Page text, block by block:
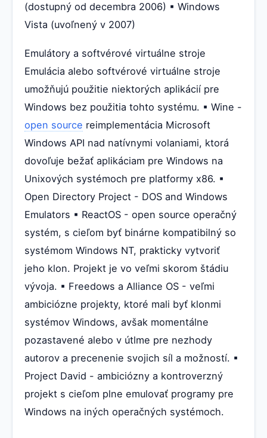
(dostupný od decembra 2006) ▪ Windows
Vista (uvoľnený v 2007)
Emulátory a softvérové virtuálne stroje
Emulácia alebo softvérové virtuálne stroje
umožňujú použitie niektorých aplikácií pre
Windows bez použitia tohto systému. ▪ Wine -
open source reimplementácia Microsoft
Windows API nad natívnymi volaniami, ktorá
dovoľuje bežať aplikáciam pre Windows na
Unixových systémoch pre platformy x86. ▪
Open Directory Project - DOS and Windows
Emulators ▪ ReactOS - open source operačný
systém, s cieľom byť binárne kompatibilný so
systémom Windows NT, prakticky vytvoriť
jeho klon. Projekt je vo veľmi skorom štádiu
vývoja. ▪ Freedows a Alliance OS - veľmi
ambiciózne projekty, ktoré mali byť klonmi
systémov Windows, avšak momentálne
pozastavené alebo v útlme pre nezhody
autorov a precenenie svojich síl a možností. ▪
Project David - ambiciózny a kontroverzný
projekt s cieľom plne emulovať programy pre
Windows na iných operačných systémoch.